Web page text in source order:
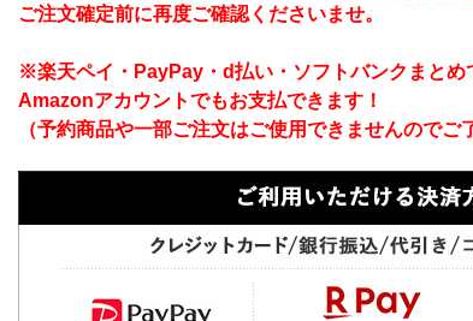
ご注文確定前に再度ご確認くださいませ。
※楽天ペイ・PayPay・d払い・ソフトバンクまとめ
Amazonアカウントでもお支払できます！
（予約商品や一部ご注文はご使用できませんのでご